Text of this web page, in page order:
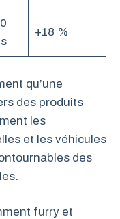
+18 %
qu’une
des produits
les
et les véhicules
des
furry et